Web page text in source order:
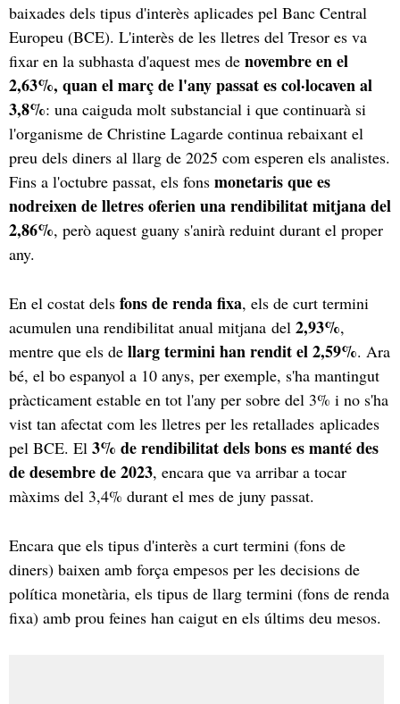
baixades dels tipus d'interès aplicades pel Banc Central
Europeu (BCE). L'interès de les lletres del Tresor es va
fixar en la subhasta d'aquest mes de novembre en el
2,63%, quan el març de l'any passat es col·locaven al
3,8%: una caiguda molt substancial i que continuarà si
l'organisme de Christine Lagarde continua rebaixant el
preu dels diners al llarg de 2025 com esperen els analistes.
Fins a l'octubre passat, els fons monetaris que es
nodreixen de lletres oferien una rendibilitat mitjana del
2,86%, però aquest guany s'anirà reduint durant el proper
any.
En el costat dels fons de renda fixa, els de curt termini
acumulen una rendibilitat anual mitjana del 2,93%,
mentre que els de llarg termini han rendit el 2,59%. Ara
bé, el bo espanyol a 10 anys, per exemple, s'ha mantingut
pràcticament estable en tot l'any per sobre del 3% i no s'ha
vist tan afectat com les lletres per les retallades aplicades
pel BCE. El 3% de rendibilitat dels bons es manté des
de desembre de 2023, encara que va arribar a tocar
màxims del 3,4% durant el mes de juny passat.
Encara que els tipus d'interès a curt termini (fons de
diners) baixen amb força empesos per les decisions de
política monetària, els tipus de llarg termini (fons de renda
fixa) amb prou feines han caigut en els últims deu mesos.